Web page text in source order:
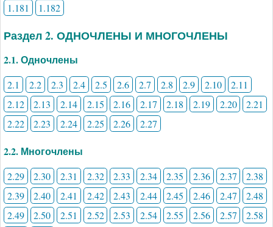
1.181
1.182
Раздел 2. ОДНОЧЛЕНЫ И МНОГОЧЛЕНЫ
2.1. Одночлены
2.1 2.2 2.3 2.4 2.5 2.6 2.7 2.8 2.9 2.10
2.11
2.12
2.13 2.14 2.15 2.16 2.17 2.18 2.19 2.20
2.21
2.22
2.23 2.24 2.25 2.26 2.27
2.2. Многочлены
2.29 2.30 2.31 2.32 2.33 2.34 2.35 2.36 2.37
2.38
2.39
2.40 2.41 2.42 2.43 2.44 2.45 2.46 2.47
2.48
2.49
2.50 2.51 2.52 2.53 2.54 2.55 2.56 2.57
2.58